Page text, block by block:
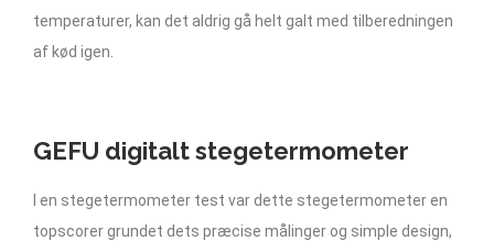
temperaturer, kan det aldrig gå helt galt med tilberedningen
af kød igen.
GEFU digitalt stegetermometer
I en stegetermometer test var dette stegetermometer en
topscorer grundet dets præcise målinger og simple design,